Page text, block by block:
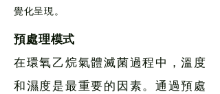
覺化呈現。
預處理模式
在環氧乙烷氣體滅菌過程中，溫度
和濕度是最重要的因素。通過預處